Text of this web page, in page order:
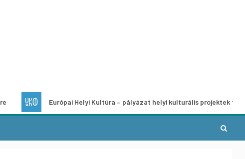
Európai Helyi Kultúra – pályázat helyi kulturális projektek fejlesztésére